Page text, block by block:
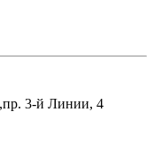
3-й Линии, 4